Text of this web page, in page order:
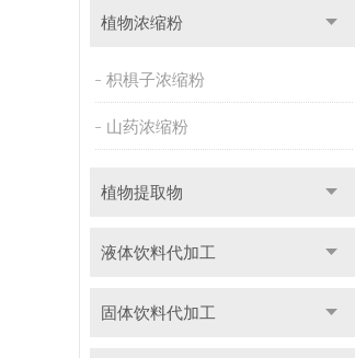
植物浓缩粉
枳椇子浓缩粉
山药浓缩粉
植物提取物
液体饮料代加工
固体饮料代加工